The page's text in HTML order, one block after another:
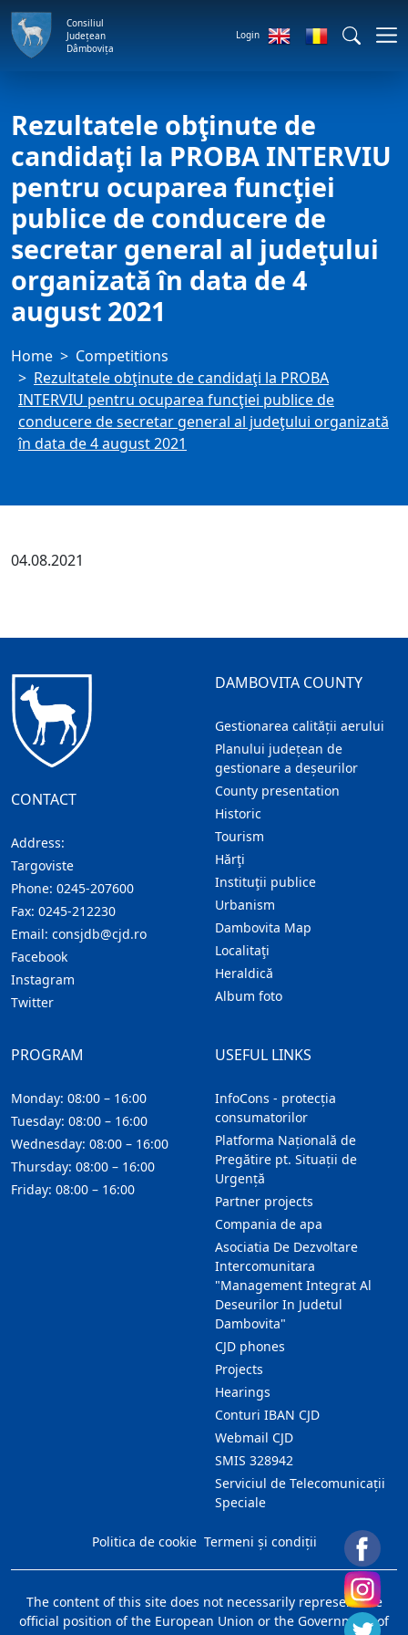
Consiliul
Județean
Dâmbovița
Login
Rezultatele obţinute de
candidaţi la PROBA INTERVIU
pentru ocuparea funcţiei
publice de conducere de
secretar general al judeţului
organizată în data de 4
august 2021
Home
Competitions
Rezultatele obţinute de candidaţi la PROBA
INTERVIU pentru ocuparea funcţiei publice de
conducere de secretar general al judeţului organizată
în data de 4 august 2021
04.08.2021
CONTACT
Address:
Targoviste
Phone: 0245-207600
Fax: 0245-212230
Email: consjdb@cjd.ro
Facebook
Instagram
Twitter
DAMBOVITA COUNTY
Gestionarea calității aerului
Planului județean de
gestionare a deșeurilor
County presentation
Historic
Tourism
Hărţi
Instituţii publice
Urbanism
Dambovita Map
Localitaţi
Heraldică
Album foto
USEFUL LINKS
InfoCons - protecția
consumatorilor
Platforma Națională de
Pregătire pt. Situații de
Urgență
Partner projects
Compania de apa
Asociatia De Dezvoltare
Intercomunitara
"Management Integrat Al
Deseurilor In Judetul
Dambovita"
CJD phones
Projects
Hearings
Conturi IBAN CJD
Webmail CJD
SMIS 328942
Serviciul de Telecomunicații
Speciale
PROGRAM
Monday: 08:00 – 16:00
Tuesday: 08:00 – 16:00
Wednesday: 08:00 – 16:00
Thursday: 08:00 – 16:00
Friday: 08:00 – 16:00
Politica de cookie Termeni și condiții
The content of this site does not necessarily represent the
official position of the European Union or the Government of